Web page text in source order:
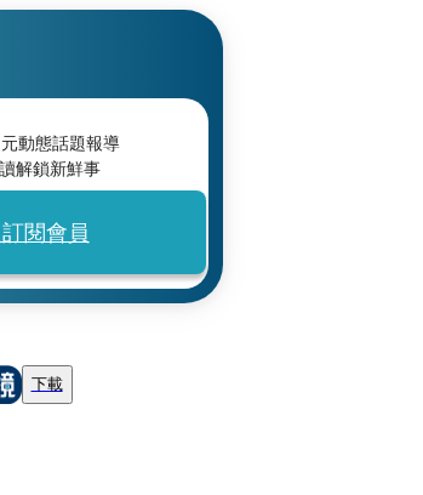
動態話題報導
解鎖新鮮事
閱會員
下載